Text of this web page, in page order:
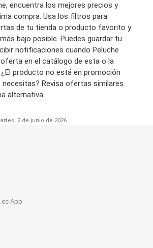
encuentra los mejores precios y
compra. Usa los filtros para
de tu tienda o producto favorito y
bajo posible. Puedes guardar tu
notificaciones cuando Peluche
en el catálogo de esta o la
producto no está en promoción
necesitas? Revisa ofertas similares
alternativa.
2 de junio de 2026
App